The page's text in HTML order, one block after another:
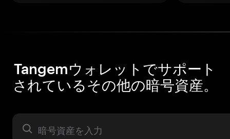
Tangemウォレットでサポート
されているその他の暗号資産。
暗号資産